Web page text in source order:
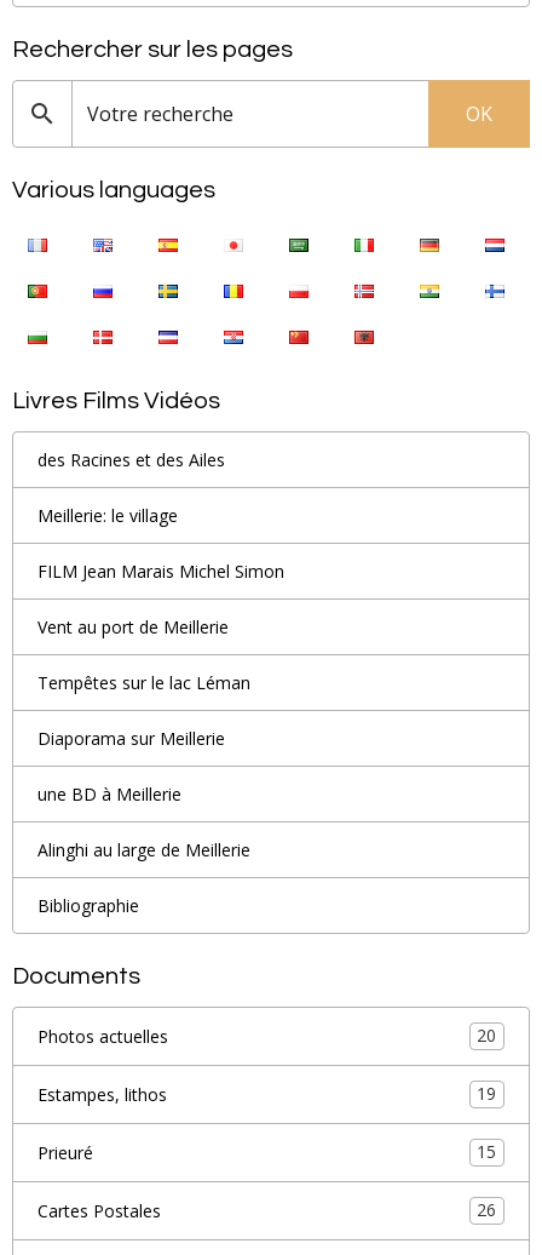
Rechercher sur les pages
OK
Various languages
Livres Films Vidéos
des Racines et des Ailes
Meillerie: le village
FILM Jean Marais Michel Simon
Vent au port de Meillerie
Tempêtes sur le lac Léman
Diaporama sur Meillerie
une BD à Meillerie
Alinghi au large de Meillerie
Bibliographie
Documents
Photos actuelles 20
Estampes, lithos 19
Prieuré 15
Cartes Postales 26